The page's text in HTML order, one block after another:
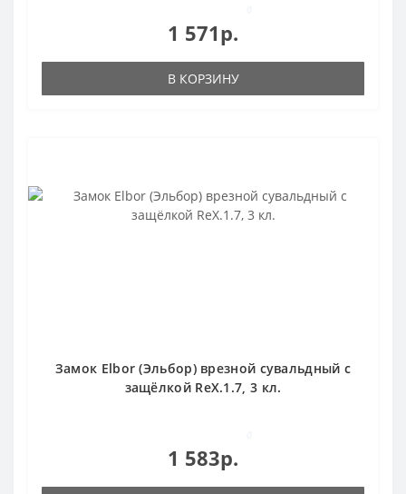
1 571р.
В КОРЗИНУ
Замок Elbor (Эльбор) врезной сувальдный с
защёлкой RеХ.1.7, 3 кл.
1 583р.